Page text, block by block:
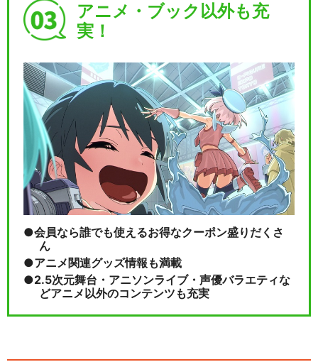
アニメ・ブック以外も充
実！
会員なら誰でも使えるお得なクーポン盛りだくさ
ん
アニメ関連グッズ情報も満載
2.5次元舞台・アニソンライブ・声優バラエティな
どアニメ以外のコンテンツも充実